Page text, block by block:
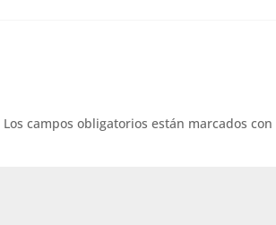
Los campos obligatorios están marcados con